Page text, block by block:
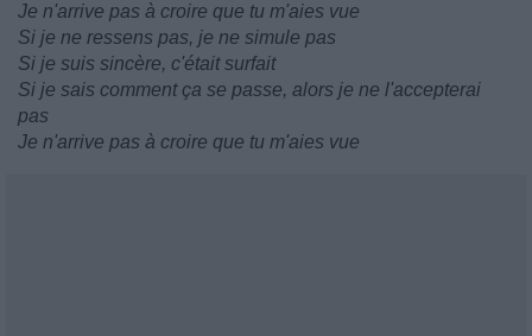
Je n'arrive pas à croire que tu m'aies vue
Si je ne ressens pas, je ne simule pas
Si je suis sincère, c'était surfait
Si je sais comment ça se passe, alors je ne l'accepterai
pas
Je n'arrive pas à croire que tu m'aies vue